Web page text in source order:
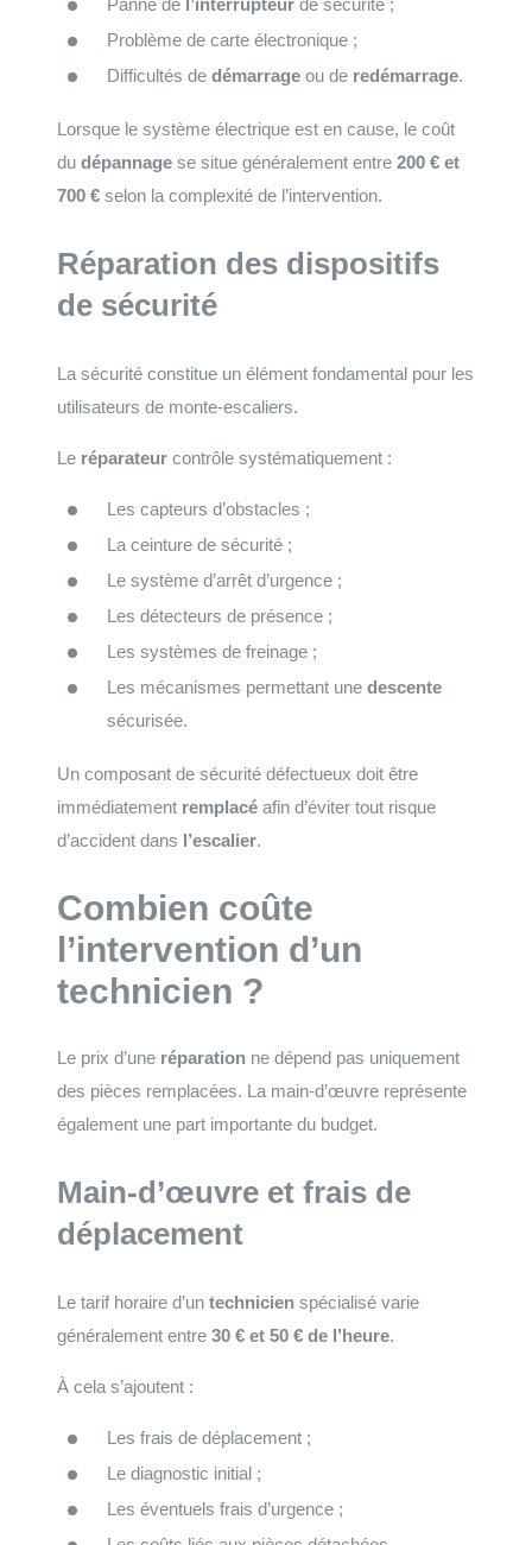
Problème de carte électronique ;
Difficultés de démarrage ou de redémarrage.
Lorsque le système électrique est en cause, le coût
du dépannage se situe généralement entre 200 € et
700 € selon la complexité de l’intervention.
Réparation des dispositifs
de sécurité
La sécurité constitue un élément fondamental pour les
utilisateurs de monte-escaliers.
Le réparateur contrôle systématiquement :
Les capteurs d’obstacles ;
La ceinture de sécurité ;
Le système d’arrêt d’urgence ;
Les détecteurs de présence ;
Les systèmes de freinage ;
Les mécanismes permettant une descente
sécurisée.
Un composant de sécurité défectueux doit être
immédiatement remplacé afin d’éviter tout risque
d’accident dans l’escalier.
Combien coûte
l’intervention d’un
technicien ?
Le prix d’une réparation ne dépend pas uniquement
des pièces remplacées. La main-d’œuvre représente
également une part importante du budget.
Main-d’œuvre et frais de
déplacement
Le tarif horaire d’un technicien spécialisé varie
généralement entre 30 € et 50 € de l’heure.
À cela s’ajoutent :
Les frais de déplacement ;
Le diagnostic initial ;
Les éventuels frais d’urgence ;